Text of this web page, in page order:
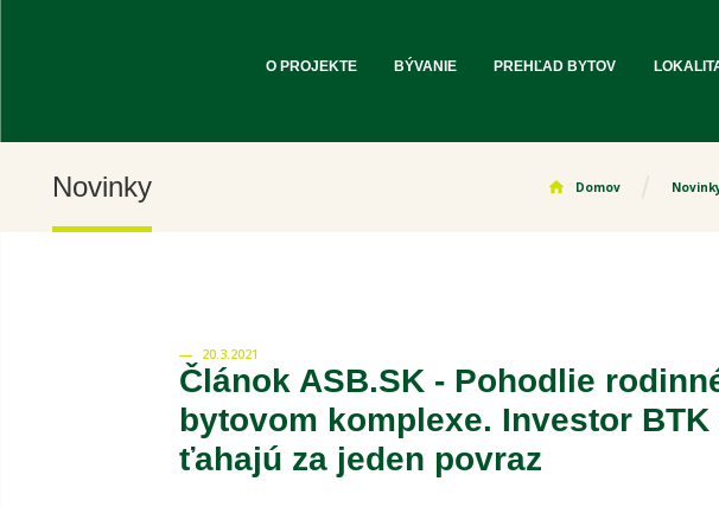
O PROJEKTE BÝVANIE PREHĽAD BYTOV
Novinky home Domov
20.3.2021
Článok ASB.SK - Pohodlie
bytovom komplexe. Investor BTK
ťahajú za jeden povraz